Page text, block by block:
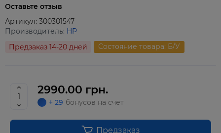
Оставьте отзыв
Артикул: 300301547
Производитель: HP
Предзаказ 14-20 дней
Состояние товара: Б/У
2990.00 грн.
+ 29 бонусов на счет
Предзаказ